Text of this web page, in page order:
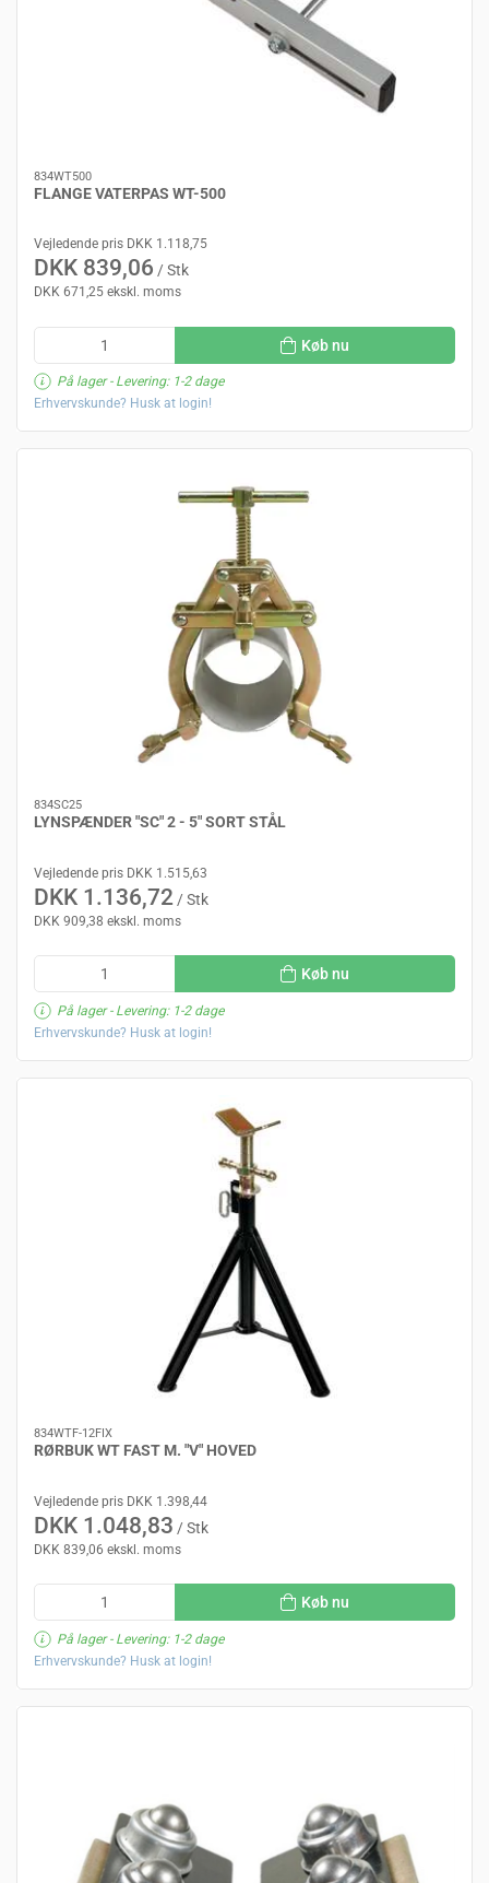
834WT500
FLANGE VATERPAS WT-500
Vejledende pris DKK 1.118,75
DKK 839,06 / Stk
DKK 671,25 ekskl. moms
Køb nu
På lager- Levering: 1-2 dage
Erhvervskunde? Husk at login!
834SC25
LYNSPÆNDER "SC" 2 - 5" SORT STÅL
Vejledende pris DKK 1.515,63
DKK 1.136,72 / Stk
DKK 909,38 ekskl. moms
Køb nu
På lager- Levering: 1-2 dage
Erhvervskunde? Husk at login!
834WTF-12FIX
RØRBUK WT FAST M. "V" HOVED
Vejledende pris DKK 1.398,44
DKK 1.048,83 / Stk
DKK 839,06 ekskl. moms
Køb nu
På lager- Levering: 1-2 dage
Erhvervskunde? Husk at login!